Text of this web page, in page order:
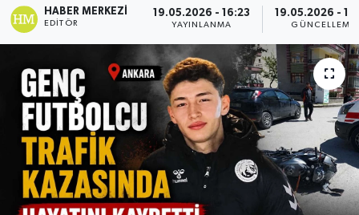
HABER MERKEZI
EDITÖR
19.05.2026 - 16:23
YAYINLANMA
19.05.2026 -
GÜNCELLEME